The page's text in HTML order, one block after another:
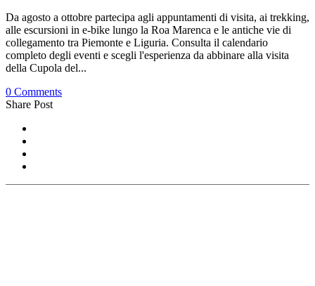
Da agosto a ottobre partecipa agli appuntamenti di visita, ai trekking,
alle escursioni in e-bike lungo la Roa Marenca e le antiche vie di
collegamento tra Piemonte e Liguria. Consulta il calendario
completo degli eventi e scegli l'esperienza da abbinare alla visita
della Cupola del...
0 Comments
Share Post